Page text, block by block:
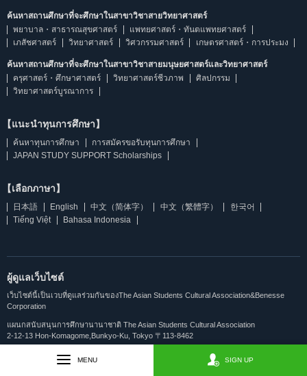
ค้นหาสถานศึกษาที่จะศึกษาในสาขาวิชาสายวิทยาศาสตร์
พยาบาล・สาธารณสุขศาสตร์
แพทยศาสตร์・ทันตแพทยศาสตร์
เภสัชศาสตร์
วิทยาศาสตร์ วิศวกรรมศาสตร์ เกษตรศาสตร์・การประมง
ค้นหาสถานศึกษาที่จะศึกษาในสาขาวิชาสายมนุษยศาสตร์และวิทยาศาสตร์
ครุศาสตร์・ศึกษาศาสตร์
วิทยาศาสตร์ชีวภาพ
ศิลปกรรม
วิทยาศาสตร์บูรณาการ
【แนะนำทุนการศึกษา】
ค้นหาทุนการศึกษา
การสมัครขอรับทุนการศึกษา
JAPAN STUDY SUPPORT Scholarships
【เลือกภาษา】
日本語 English 中文（简体字） 中文（繁體字）
한국어
Tiếng Việt
Bahasa Indonesia
ผู้ดูแลเว็บไซต์
เว็บไซต์นี้เป็นเวบที่ดูแลร่วมกันของThe Asian Students Cultural Association&Benesse
Corporation
แผนกสนับสนุนการศึกษานานาชาติ The Asian Students Cultural Association
2-12-13 Hon-Komagome,Bunkyo-Ku, Tokyo 〒113-8462
คอนเซปต์ของเวบไซต์MENU SIGN UP